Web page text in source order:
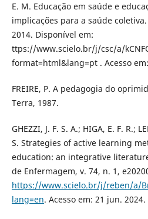
E. M. Educação em saúde e
implicações para a saúde
2014. Disponível em:
ttps://www.scielo.br/j/csc/a/
format=html&lang=pt . Acesso
FREIRE, P. A pedagogia do
Terra, 1987.
GHEZZI, J. F. S. A.; HIGA, E. F. R.;
S. Strategies of active learning
education: an integrative
de Enfermagem, v. 74, n. 1,
https://www.scielo.br/j/reben/a/
lang=en. Acesso em: 21 jun. 2024.